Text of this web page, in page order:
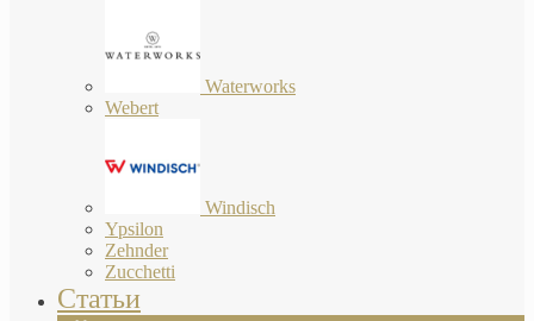
Waterworks
Webert
Windisch
Ypsilon
Zehnder
Zucchetti
Статьи